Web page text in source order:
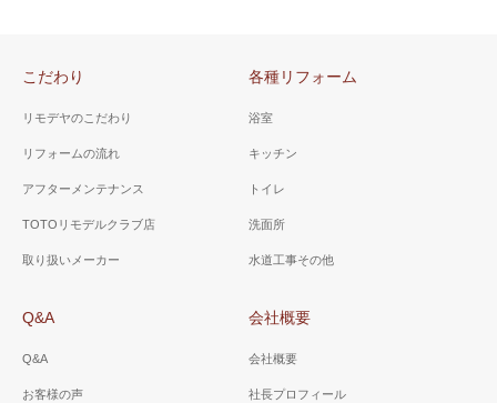
こだわり
リモデヤのこだわり
リフォームの流れ
アフターメンテナンス
TOTOリモデルクラブ店
取り扱いメーカー
各種リフォーム
浴室
キッチン
トイレ
洗面所
水道工事その他
Q&A
Q&A
お客様の声
会社概要
会社概要
社長プロフィール